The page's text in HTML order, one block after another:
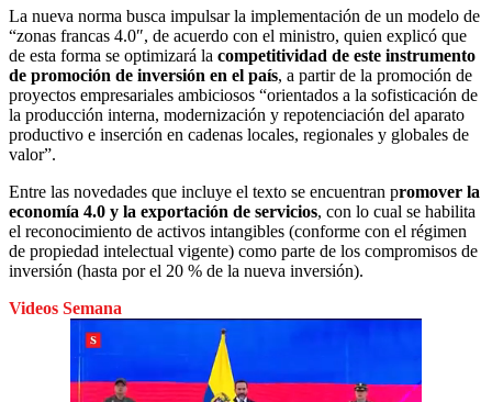
La nueva norma busca impulsar la implementación de un modelo de
“zonas francas 4.0″, de acuerdo con el ministro, quien explicó que
de esta forma se optimizará la competitividad de este instrumento
de promoción de inversión en el país, a partir de la promoción de
proyectos empresariales ambiciosos “orientados a la sofisticación de
la producción interna, modernización y repotenciación del aparato
productivo e inserción en cadenas locales, regionales y globales de
valor”.
Entre las novedades que incluye el texto se encuentran promover la
economía 4.0 y la exportación de servicios, con lo cual se habilita
el reconocimiento de activos intangibles (conforme con el régimen
de propiedad intelectual vigente) como parte de los compromisos de
inversión (hasta por el 20 % de la nueva inversión).
Videos Semana